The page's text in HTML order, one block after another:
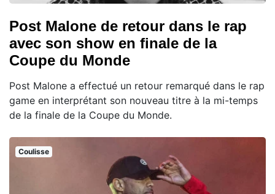
Post Malone de retour dans le rap
avec son show en finale de la
Coupe du Monde
Post Malone a effectué un retour remarqué dans le rap
game en interprétant son nouveau titre à la mi-temps
de la finale de la Coupe du Monde.
Coulisse